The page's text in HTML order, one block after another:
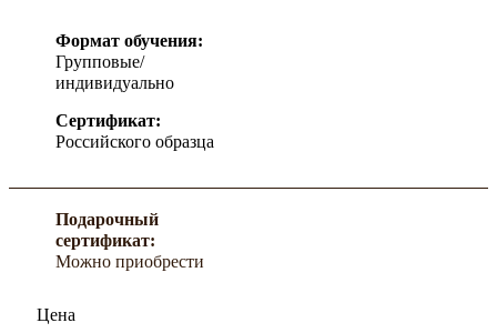
Формат обучения:
Групповые/
индивидуально
Сертификат:
Российского образца
Подарочный
сертификат:
Можно приобрести
Цена